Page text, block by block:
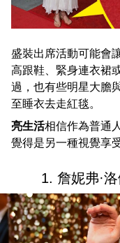
盛裝出席活動可能會
高跟鞋、緊身連衣裙
過，也有些明星大膽
至睡衣去走紅毯。
亮生活相信作為普通
覺得是另一種視覺享受
1. 詹妮弗·